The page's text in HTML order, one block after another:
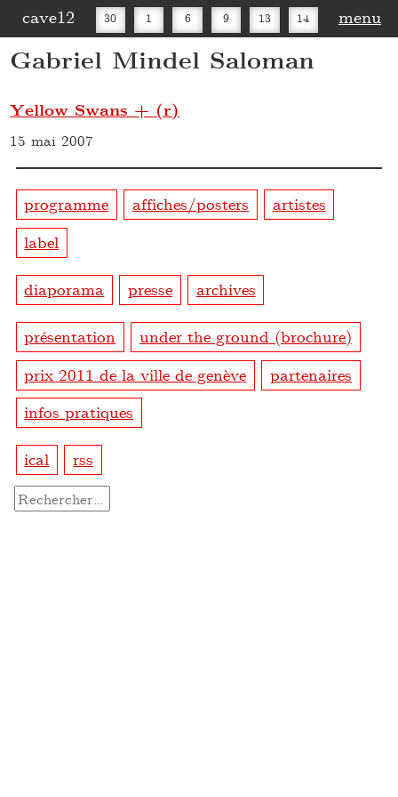
cave12 30 1 6 9 13 14
16 20 27 30
menu
Gabriel Mindel Saloman
Yellow Swans + (r)
15 mai 2007
programme affiches/posters
artistes
label
diaporama presse archives
présentation
under the ground (brochure)
prix 2011 de la ville de genève
partenaires
infos pratiques
ical rss
Rechercher :